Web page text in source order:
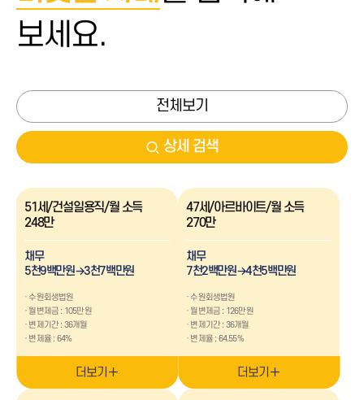
보세요.
전체보기
상세 검색
카테고리
개인회생 개인파산
연령대별
20대
30대
60대 이상
직업별
공무원
영업소득
아르바이트
51세/건설일용직/월 소득
248만
채무
5천9백만원→3천7백만원
수원회생법원
월변제금 : 105만원
변제기간 : 36개월
변제율 : 64%
더보기
47세/아르바이트/월 소득
270만
채무
7천2백만원→4천5백만원
수원회생법원
월변제금 : 126만원
변제기간 : 36개월
변제율 : 64.55%
더보기